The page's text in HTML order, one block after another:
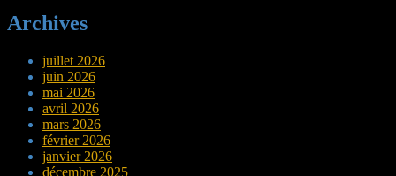
Archives
juillet 2026
juin 2026
mai 2026
avril 2026
mars 2026
février 2026
janvier 2026
décembre 2025